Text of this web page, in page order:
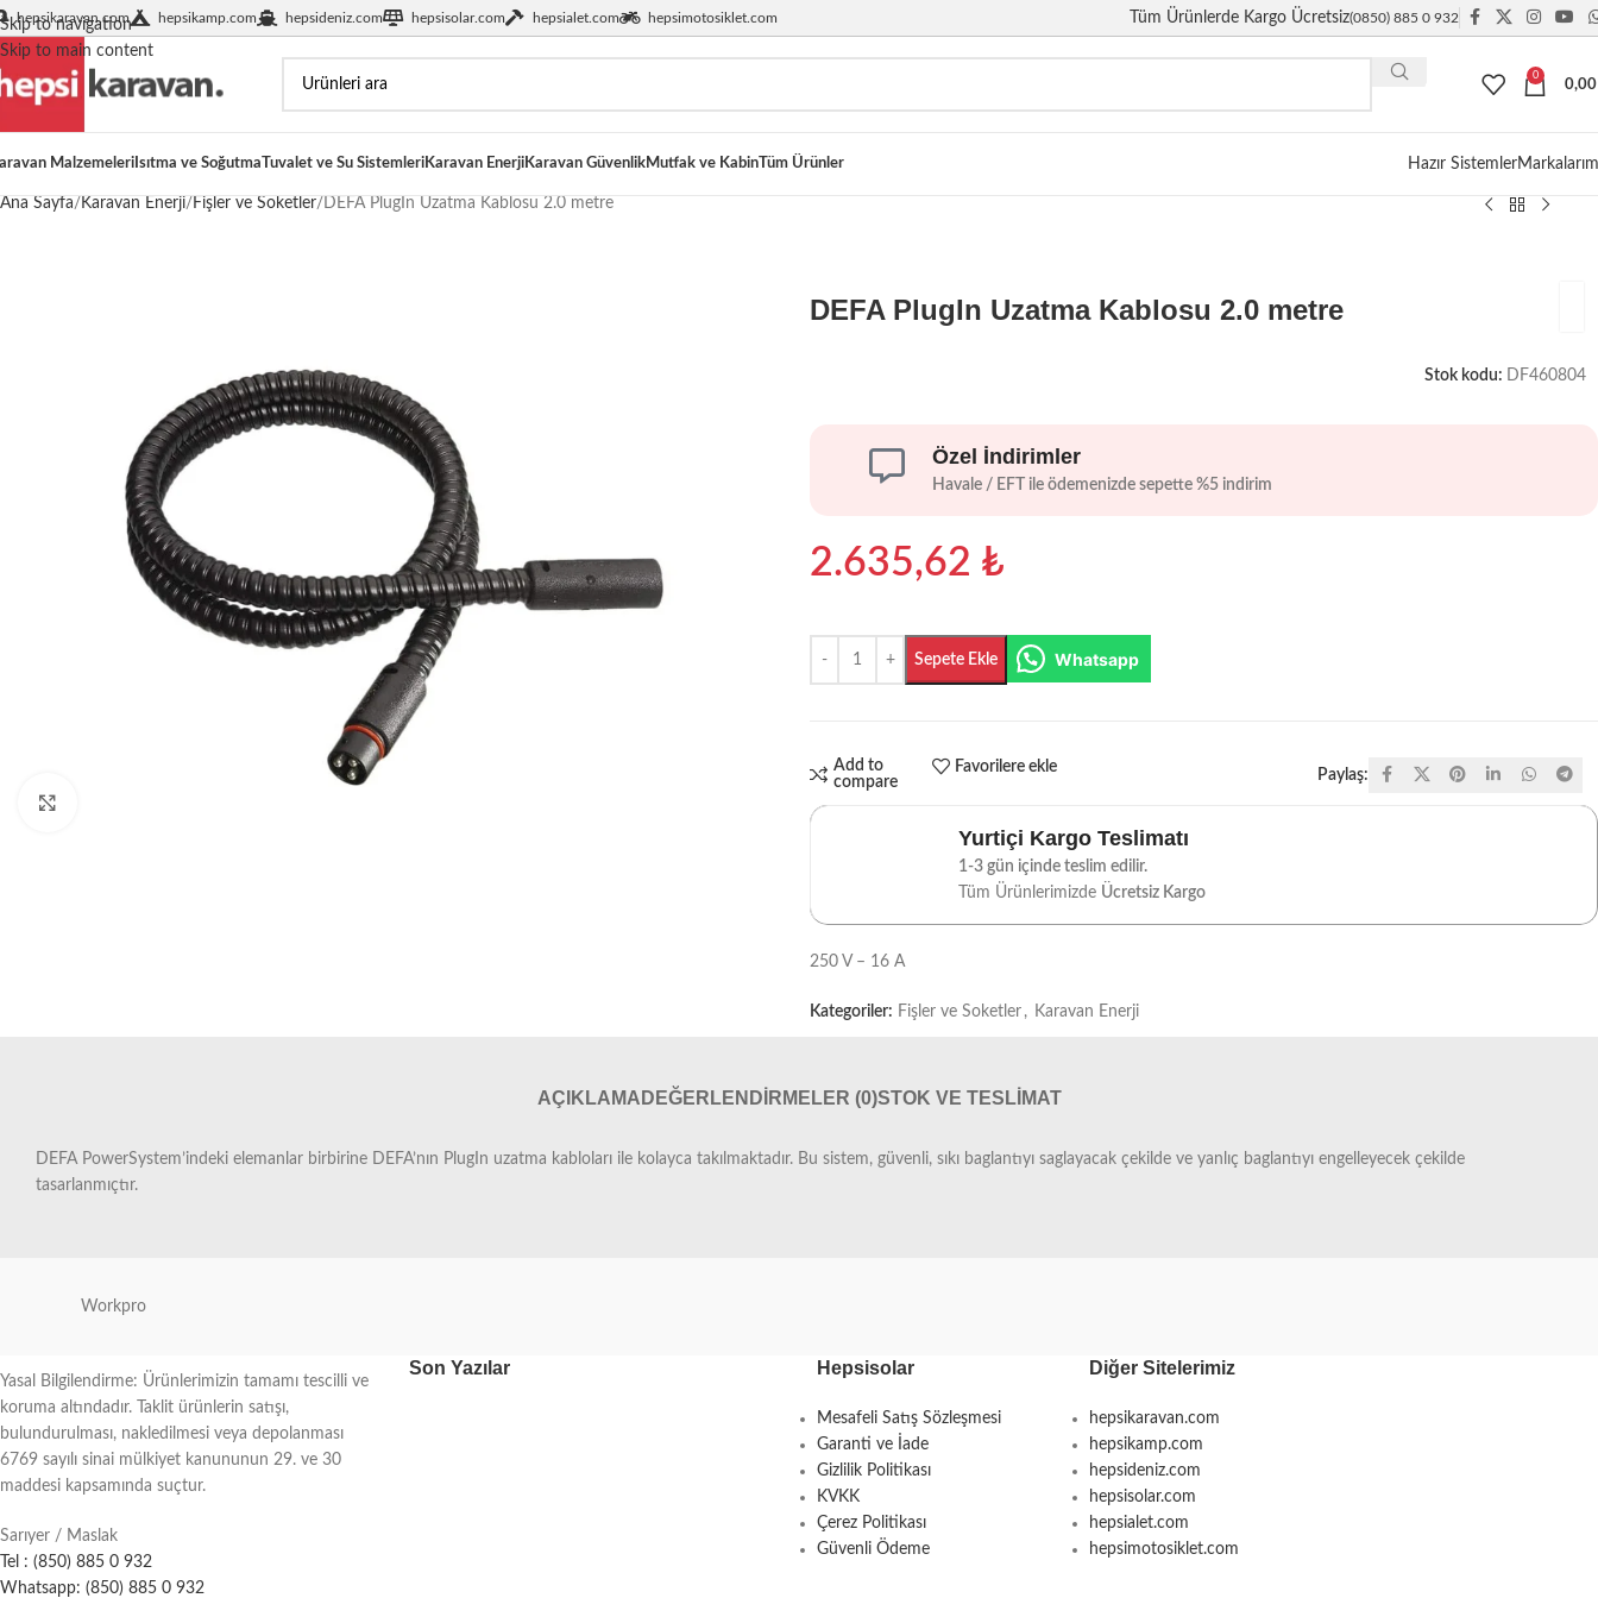
Skip to navigation
Skip to main content
hepsikaravan.com hepsikamp.com hepsideniz.com hepsisolar.com hepsialet.com hepsimotosiklet.com Tüm Ürünlerde Kargo Ücretsiz(0850) 885 0 932
0
Malzemeleri Isıtma ve SoğutmaTuvalet ve Su SistemleriKaravan EnerjiKaravan GüvenlikMutfak ve KabinTüm Ürünler Hazır Sistemler
Ana Sayfa Karavan Enerji Fişler ve Soketler DEFA PlugIn Uzatma Kablosu 2.0 metre
DEFA PlugIn Uzatma Kablosu 2.0 metre
Stok kodu: DF460804
Özel İndirimler
Havale / EFT ile ödemenizde sepette %5 indirim
2.635,62 ₺
Sepete Ekle Whatsapp
Add to
compare
Favorilere ekle
Paylaş:
Yurtiçi Kargo Teslimatı
1-3 gün içinde teslim edilir.
Tüm Ürünlerimizde Ücretsiz Kargo
250 V – 16 A
Kategoriler: Fişler ve Soketler , Karavan Enerji
AÇIKLAMA DEĞERLENDIRMELER (0)STOK VE TESLIMAT
DEFA PowerSystem’indeki elemanlar birbirine DEFA’nın PlugIn uzatma kabloları ile kolayca takılmaktadır. Bu sistem, güvenli, sıkı baglantıyı saglayacak çekilde ve yanlıç baglantıyı engelleyecek çekilde
tasarlanmıçtır.
Workpro
Yasal Bilgilendirme: Ürünlerimizin tamamı tescilli ve
koruma altındadır. Taklit ürünlerin satışı,
bulundurulması, nakledilmesi veya depolanması
6769 sayılı sinai mülkiyet kanununun 29. ve 30
maddesi kapsamında suçtur.
Sarıyer / Maslak
Tel : (850) 885 0 932
Whatsapp: (850) 885 0 932
Son Yazılar Hepsisolar
Mesafeli Satış Sözleşmesi
Garanti ve İade
Gizlilik Politikası
KVKK
Çerez Politikası
Güvenli Ödeme
Diğer Sitelerimiz
hepsikaravan.com
hepsikamp.com
hepsideniz.com
hepsisolar.com
hepsialet.com
hepsimotosiklet.com